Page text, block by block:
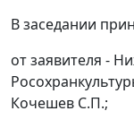
В заседании
от заявителя -
Кочешев С.П.;